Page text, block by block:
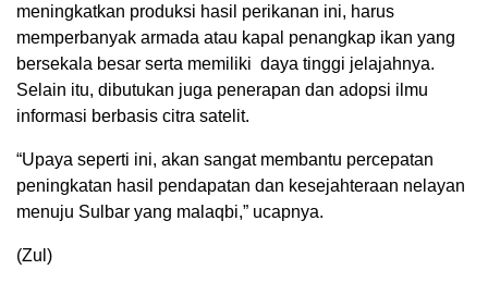
meningkatkan produksi hasil perikanan ini, harus
memperbanyak armada atau kapal penangkap ikan yang
bersekala besar serta memiliki daya tinggi jelajahnya.
Selain itu, dibutukan juga penerapan dan adopsi ilmu
informasi berbasis citra satelit.
“Upaya seperti ini, akan sangat membantu percepatan
peningkatan hasil pendapatan dan kesejahteraan nelayan
menuju Sulbar yang malaqbi,” ucapnya.
(Zul)